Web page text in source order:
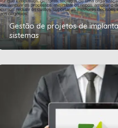
Gestão de projetos de
sistemas